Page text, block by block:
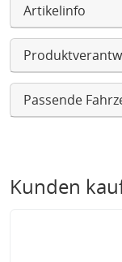
Artikelinfo
Passende
Kunden